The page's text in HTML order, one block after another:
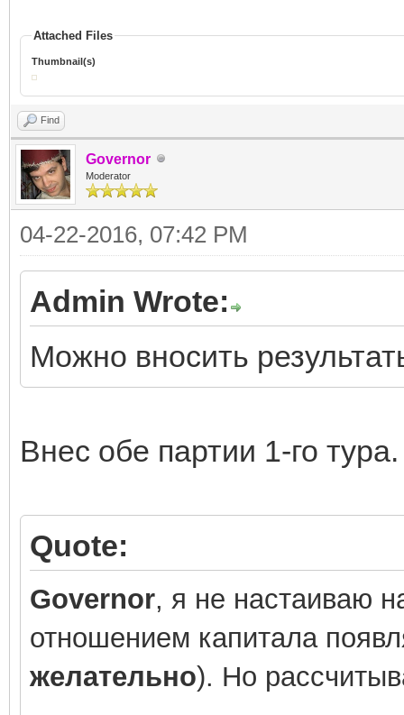
Attached Files
Thumbnail(s)
Find
Governor
Moderator
04-22-2016, 07:42 PM
Admin Wrote:
Можно вносить
Внес обе партии 1-го тура.
Quote:
Governor, я не настаиваю
отношением капитала
желательно). Но